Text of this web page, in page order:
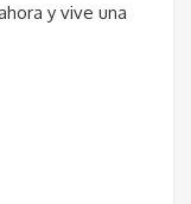
y vive una